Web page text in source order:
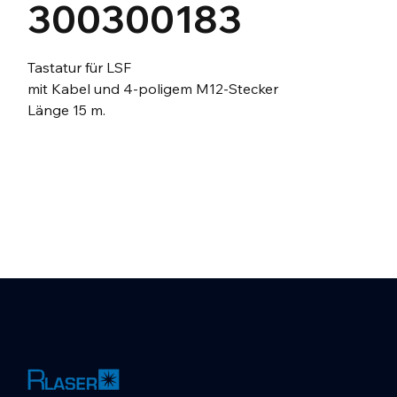
300300183
Tastatur für LSF
mit Kabel und 4-poligem M12-Stecker
Länge 15 m.